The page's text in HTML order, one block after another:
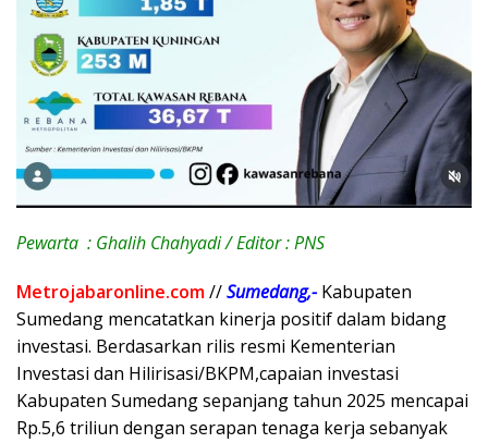
Pewarta : Ghalih Chahyadi / Editor : PNS
Metrojabaronline.com//Sumedang,- Kabupaten
Sumedang mencatatkan kinerja positif dalam bidang
investasi. Berdasarkan rilis resmi Kementerian
Investasi dan Hilirisasi/BKPM,capaian investasi
Kabupaten Sumedang sepanjang tahun 2025 mencapai
Rp.5,6 triliun dengan serapan tenaga kerja sebanyak